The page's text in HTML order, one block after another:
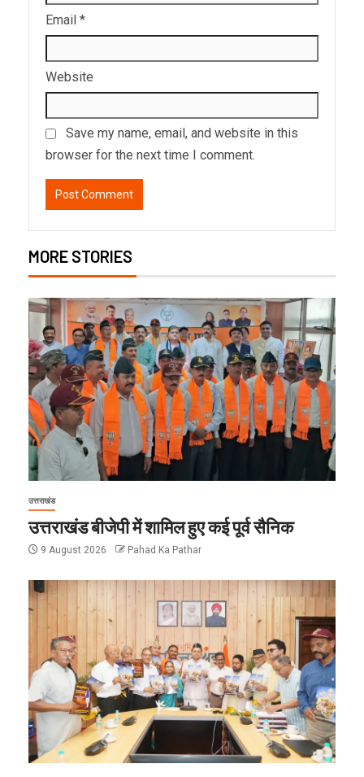
Email *
Website
Save my name, email, and website in this
browser for the next time I comment.
MORE STORIES
उत्तराखंड
उत्तराखंड बीजेपी में शामिल हुए कई पूर्व सैनिक
9 August 2026 Pahad Ka Pathar